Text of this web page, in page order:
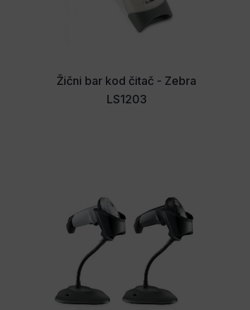
Žični bar kod čitač - Zebra
LS1203